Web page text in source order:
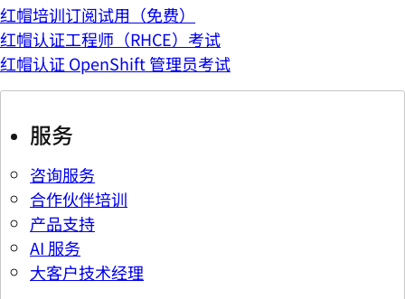
红帽培训订阅试用（免费）
红帽认证工程师（RHCE）考试
红帽认证 OpenShift 管理员考试
服务
咨询服务
合作伙伴培训
产品支持
AI 服务
大客户技术经理